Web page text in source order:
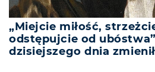
„Miejcie miłość,
odstępujcie od
dzisiejszego dnia